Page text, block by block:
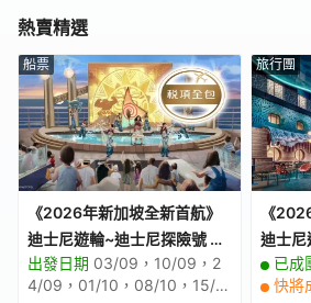
熱賣精選
船票
《2026年新加坡全新首航》
迪士尼遊輪~迪士尼探險號 新
加坡5天豪華郵輪船票【稅項
全包】
出發日期 03/09，10/09，2
4/09，01/10，08/10，15/1
旅行團
《
迪士尼
加坡6
全包】
已成
快將